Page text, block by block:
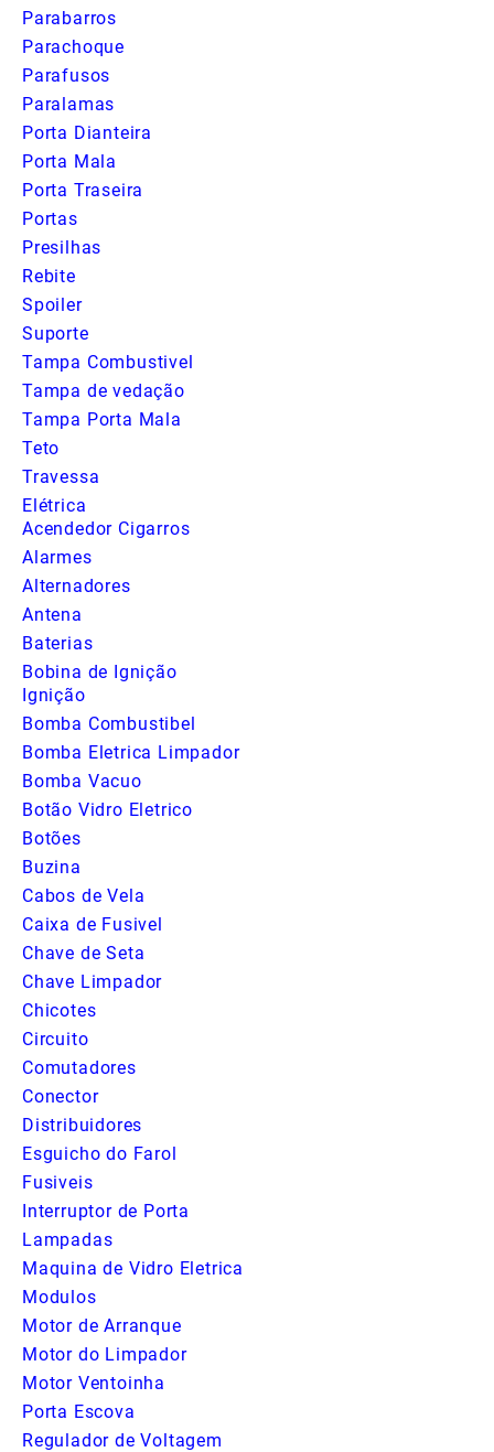
Parabarros
Parachoque
Parafusos
Paralamas
Porta Dianteira
Porta Mala
Porta Traseira
Portas
Presilhas
Rebite
Spoiler
Suporte
Tampa Combustivel
Tampa de vedação
Tampa Porta Mala
Teto
Travessa
Elétrica
Acendedor Cigarros
Alarmes
Alternadores
Antena
Baterias
Bobina de Ignição
Ignição
Bomba Combustibel
Bomba Eletrica Limpador
Bomba Vacuo
Botão Vidro Eletrico
Botões
Buzina
Cabos de Vela
Caixa de Fusivel
Chave de Seta
Chave Limpador
Chicotes
Circuito
Comutadores
Conector
Distribuidores
Esguicho do Farol
Fusiveis
Interruptor de Porta
Lampadas
Maquina de Vidro Eletrica
Modulos
Motor de Arranque
Motor do Limpador
Motor Ventoinha
Porta Escova
Regulador de Voltagem